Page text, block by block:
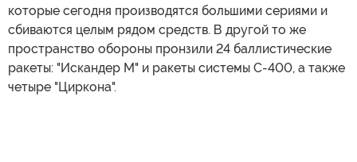
которые сегодня производятся большими сериями и
сбиваются целым рядом средств. В другой то же
пространство обороны пронзили 24 баллистические
ракеты: "Искандер М" и ракеты системы С-400, а также
четыре "Циркона".